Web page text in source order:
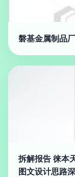
磐基金属制品
拆解报告 徕本
图文设计思路